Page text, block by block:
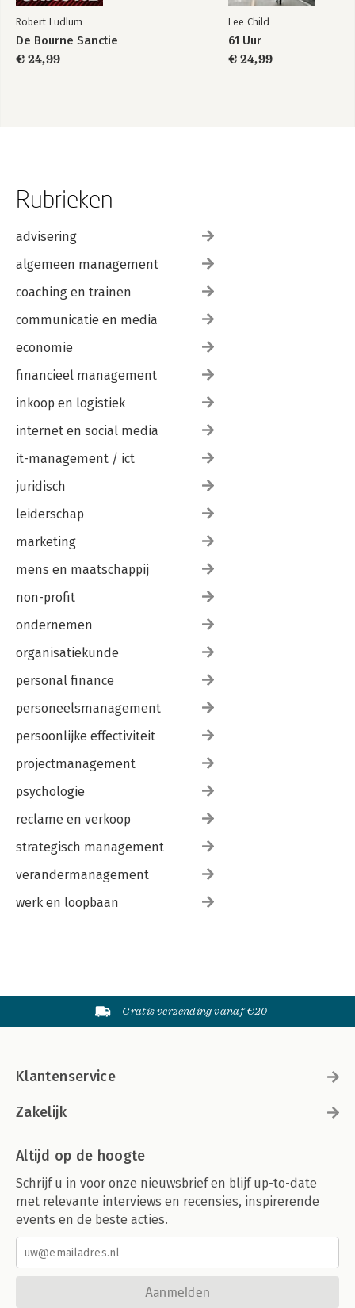
Robert Ludlum
De Bourne Sanctie
€ 24,99
Lee Child
61 Uur
€ 24,99
Rubrieken
advisering
algemeen management
coaching en trainen
communicatie en media
economie
financieel management
inkoop en logistiek
internet en social media
it-management / ict
juridisch
leiderschap
marketing
mens en maatschappij
non-profit
ondernemen
organisatiekunde
personal finance
personeelsmanagement
persoonlijke effectiviteit
projectmanagement
psychologie
reclame en verkoop
strategisch management
verandermanagement
werk en loopbaan
Gratis verzending vanaf €20
Klantenservice
Zakelijk
Altijd op de hoogte
Schrijf u in voor onze nieuwsbrief en blijf up-to-date
met relevante interviews en recensies, inspirerende
events en de beste acties.
Aanmelden